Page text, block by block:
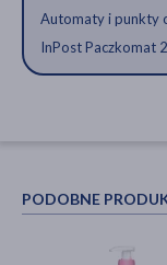
Automaty i punkty
InPost Paczkomat
PODOBNE